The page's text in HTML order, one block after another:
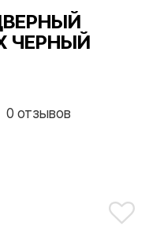
ЧЕРНЫЙ
0 отзывов